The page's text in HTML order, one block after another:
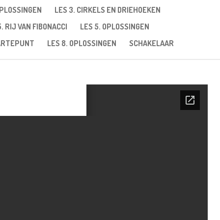
LES 3. CIRKELS EN DRIEHOEKEN
RIJ VAN FIBONACCI
LES 5. OPLOSSINGEN
LES 8. OPLOSSINGEN SCHAKELAAR